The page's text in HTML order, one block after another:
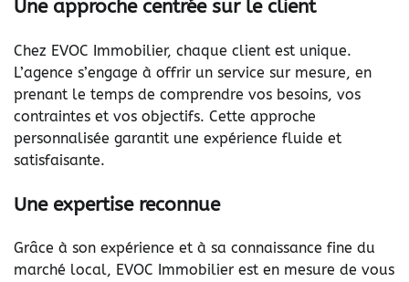
Une approche centrée sur le client
Chez EVOC Immobilier, chaque client est unique.
L’agence s’engage à offrir un service sur mesure, en
prenant le temps de comprendre vos besoins, vos
contraintes et vos objectifs. Cette approche
personnalisée garantit une expérience fluide et
satisfaisante.
Une expertise reconnue
Grâce à son expérience et à sa connaissance fine du
marché local, EVOC Immobilier est en mesure de vous